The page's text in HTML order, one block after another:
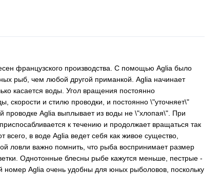
французского производства. С помощью Aglia было
рыб, чем любой другой приманкой. Aglia начинает
касается воды. Угол вращения постоянно
скорости и стилю проводки, и постоянно \"уточняет\"
проводке Aglia выплывает из воды не \"хлопая\". При
к течению и продолжает вращаться так
всего, в воде Aglia ведет себя как живое существо,
ловли важно помнить, что рыба воспринимает размер
Однотонные блесны рыбе кажутся меньше, пестрые -
номер Aglia очень удобны для юных рыболовов, поскольку